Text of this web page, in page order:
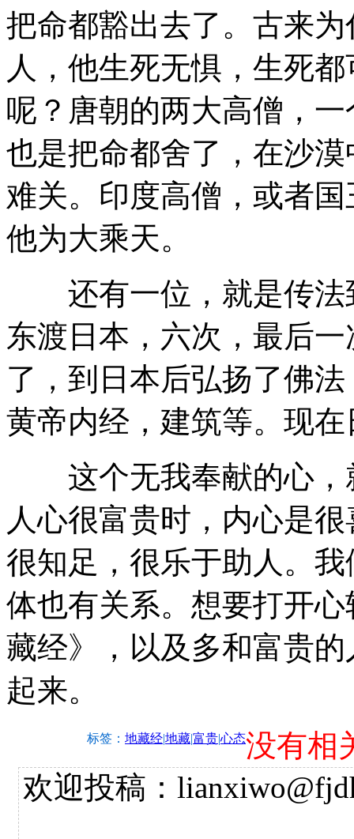
把命都豁出去了。古来
人，他生死无惧，生死
呢？唐朝的两大高僧，
也是把命都舍了，在沙
难关。印度高僧，或者
他为大乘天。
还有一位，就是传法
东渡日本，六次，最后
了，到日本后弘扬了佛
黄帝内经，建筑等。现
这个无我奉献的心，
人心很富贵时，内心是
很知足，很乐于助人。
体也有关系。想要打开
藏经》，以及多和富贵
起来。
标签： 地藏经|地藏|富贵|心态没有相
欢迎投稿：